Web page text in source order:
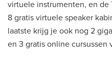
virtuele instrumenten, en de
8 gratis virtuele speaker
laatste krijg je ook nog 2
en 3 gratis online cursussen